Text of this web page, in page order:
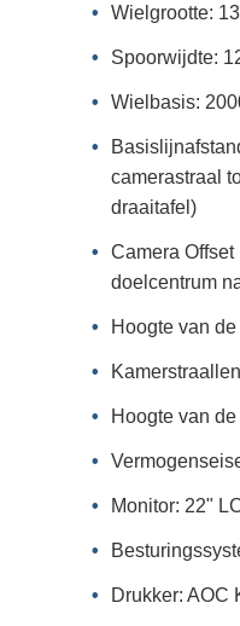
Wielgrootte:
Spoorwijdte:
Wielbasis:
camerastraal
draaitafel)
Camera
doelcentrum
Hoogte van
Hoogte van
Monitor: 22"
Drukker: AOC